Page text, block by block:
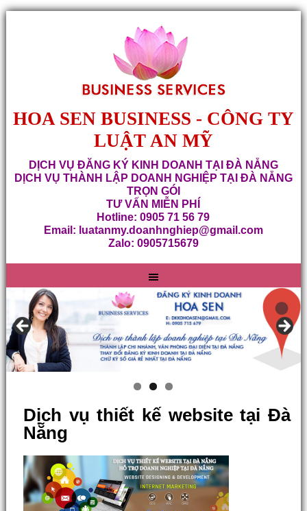
HOA SEN BUSINESS - CÔNG TY
LUẬT AN MỸ
DỊCH VỤ ĐĂNG KÝ KINH DOANH TẠI ĐÀ NẴNG
DỊCH VỤ THÀNH LẬP DOANH NGHIỆP TẠI ĐÀ NẴNG
TRỌN GÓI
TƯ VẤN MIỄN PHÍ
Hotline: 0905 71 56 79
Email: luatanmy.doanhnghiep@gmail.com
Zalo: 0905715679
Dịch vụ thiết kế website tại Đà
Nẵng